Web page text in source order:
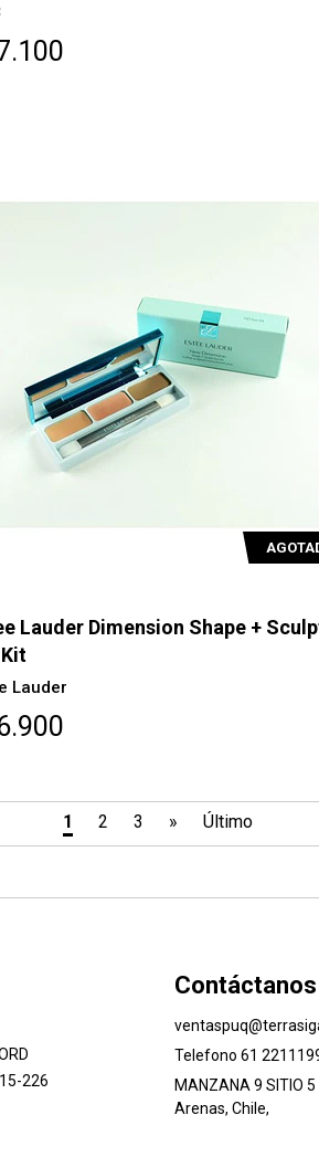
Lauder Dimension Shape +
Kit
Lauder
1 2 3 » Último
226
Contáctanos
Telefono 61
MANZANA 9 SITIO
Arenas, Chile,